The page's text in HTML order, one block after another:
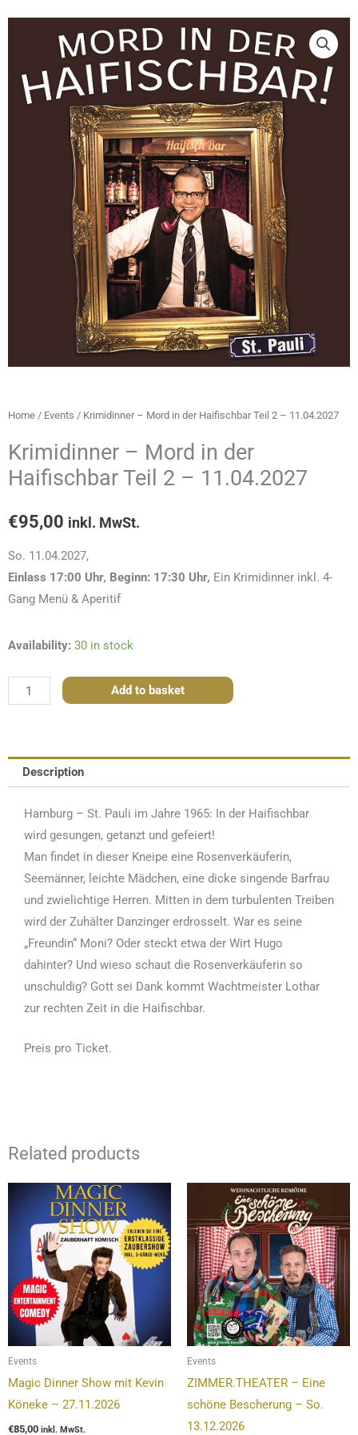
Home / Events / Krimidinner – Mord in der Haifischbar Teil 2 – 11.04.2027
Krimidinner – Mord in der
Haifischbar Teil 2 – 11.04.2027
€95,00 inkl. MwSt.
So. 11.04.2027,
Einlass 17:00 Uhr, Beginn: 17:30 Uhr, Ein Krimidinner inkl. 4-
Gang Menü & Aperitif
Availability: 30 in stock
Krimidinner
Mord
in
Teil
11.04.2027
quantity
Add to basket
Description
Hamburg – St. Pauli im Jahre 1965: In der Haifischbar
wird gesungen, getanzt und gefeiert!
Man findet in dieser Kneipe eine Rosenverkäuferin,
Seemänner, leichte Mädchen, eine dicke singende Barfrau
und zwielichtige Herren. Mitten in dem turbulenten Treiben
wird der Zuhälter Danzinger erdrosselt. War es seine
„Freundin“ Moni? Oder steckt etwa der Wirt Hugo
dahinter? Und wieso schaut die Rosenverkäuferin so
unschuldig? Gott sei Dank kommt Wachtmeister Lothar
zur rechten Zeit in die Haifischbar.
Preis pro Ticket.
Related products
Events
Magic Dinner Show mit Kevin
Köneke – 27.11.2026
€85,00 inkl. MwSt.
Events
ZIMMER.THEATER – Eine
schöne Bescherung – So.
13.12.2026